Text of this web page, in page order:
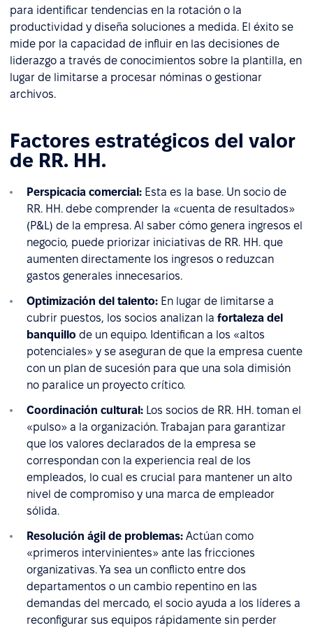
para identificar tendencias en la rotación o la
productividad y diseña soluciones a medida. El éxito se
mide por la capacidad de influir en las decisiones de
liderazgo a través de conocimientos sobre la plantilla, en
lugar de limitarse a procesar nóminas o gestionar
archivos.
Factores estratégicos del valor
de RR. HH.
Perspicacia comercial: Esta es la base. Un socio de
RR. HH. debe comprender la «cuenta de resultados»
(P&L) de la empresa. Al saber cómo genera ingresos el
negocio, puede priorizar iniciativas de RR. HH. que
aumenten directamente los ingresos o reduzcan
gastos generales innecesarios.
Optimización del talento: En lugar de limitarse a
cubrir puestos, los socios analizan la fortaleza del
banquillo de un equipo. Identifican a los «altos
potenciales» y se aseguran de que la empresa cuente
con un plan de sucesión para que una sola dimisión
no paralice un proyecto crítico.
Coordinación cultural: Los socios de RR. HH. toman el
«pulso» a la organización. Trabajan para garantizar
que los valores declarados de la empresa se
correspondan con la experiencia real de los
empleados, lo cual es crucial para mantener un alto
nivel de compromiso y una marca de empleador
sólida.
Resolución ágil de problemas: Actúan como
«primeros intervinientes» ante las fricciones
organizativas. Ya sea un conflicto entre dos
departamentos o un cambio repentino en las
demandas del mercado, el socio ayuda a los líderes a
reconfigurar sus equipos rápidamente sin perder